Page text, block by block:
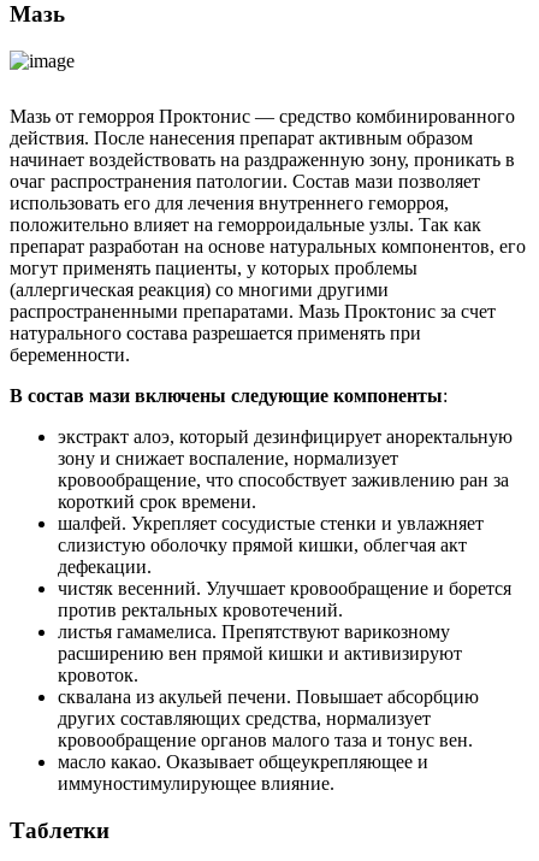
Мазь
Мазь от геморроя Проктонис — средство комбинированного
действия. После нанесения препарат активным образом
начинает воздействовать на раздраженную зону, проникать в
очаг распространения патологии. Состав мази позволяет
использовать его для лечения внутреннего геморроя,
положительно влияет на геморроидальные узлы. Так как
препарат разработан на основе натуральных компонентов, его
могут применять пациенты, у которых проблемы
(аллергическая реакция) со многими другими
распространенными препаратами. Мазь Проктонис за счет
натурального состава разрешается применять при
беременности.
В состав мази включены следующие компоненты:
экстракт алоэ, который дезинфицирует аноректальную
зону и снижает воспаление, нормализует
кровообращение, что способствует заживлению ран за
короткий срок времени.
шалфей. Укрепляет сосудистые стенки и увлажняет
слизистую оболочку прямой кишки, облегчая акт
дефекации.
чистяк весенний. Улучшает кровообращение и борется
против ректальных кровотечений.
листья гамамелиса. Препятствуют варикозному
расширению вен прямой кишки и активизируют
кровоток.
сквалана из акульей печени. Повышает абсорбцию
других составляющих средства, нормализует
кровообращение органов малого таза и тонус вен.
масло какао. Оказывает общеукрепляющее и
иммуностимулирующее влияние.
Таблетки